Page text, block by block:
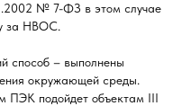
№ 7-ФЗ в этом случае
за НВОС.
способ – выполнены
окружающей среды.
ПЭК подойдет объектам III